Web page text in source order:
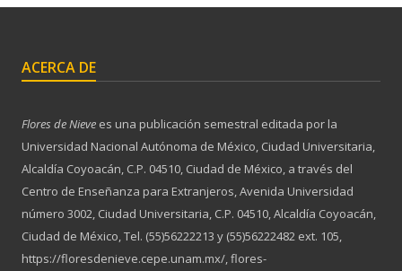
ACERCA DE
Flores de Nieve es una publicación semestral editada por la
Universidad Nacional Autónoma de México, Ciudad Universitaria,
Alcaldía Coyoacán, C.P. 04510, Ciudad de México, a través del
Centro de Enseñanza para Extranjeros, Avenida Universidad
número 3002, Ciudad Universitaria, C.P. 04510, Alcaldía Coyoacán,
Ciudad de México, Tel. (55)56222213 y (55)56222482 ext. 105,
https://floresdenieve.cepe.unam.mx/, flores-